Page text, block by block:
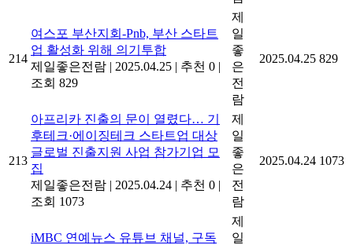
214
여스포 부산지회-Pnb, 부산 스타트
업 활성화 위해 의기투합
제일좋은전람 | 2025.04.25 | 추천 0 |
조회 829
제
일
좋
은
전
람
2025.04.25 829
213
아프리카 진출의 문이 열렸다… 기
후테크·에이징테크 스타트업 대상
글로벌 진출지원 사업 참가기업 모
집
제일좋은전람 | 2025.04.24 | 추천 0 |
조회 1073
제
일
좋
은
전
람
2025.04.24 1073
iMBC 연예뉴스 유튜브 채널, 구독
제
일